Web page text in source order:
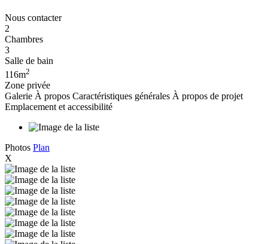
Nous contacter
2
Chambres
3
Salle de bain
116m2
Zone privée
Galerie À propos Caractéristiques générales À propos de projet
Emplacement et accessibilité
Photos Plan
X